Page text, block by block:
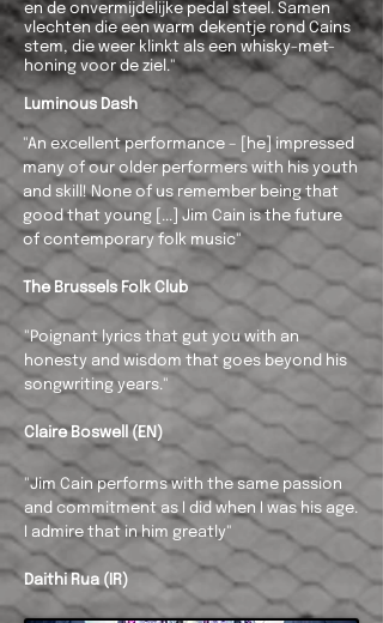
en de onvermijdelijke pedal steel. Samen
vlechten die een warm dekentje rond Cains
stem, die weer klinkt als een whisky-met-
honing voor de ziel."
Luminous Dash
"An excellent performance – [he] impressed
many of our older performers with his youth
and skill! None of us remember being that
good that young [...] Jim Cain is the future
of contemporary folk music"
The Brussels Folk Club
"Poignant lyrics that gut you with an
honesty and wisdom that goes beyond his
songwriting years."
Claire Boswell (EN)
"Jim Cain performs with the same passion
and commitment as I did when I was his age.
I admire that in him greatly"
Daithi Rua (IR)